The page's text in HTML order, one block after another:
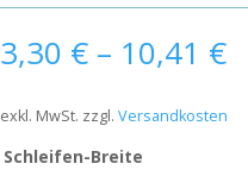
3,30 € – 10,41 €
exkl. MwSt. zzgl. Versandkosten
Schleifen-Breite